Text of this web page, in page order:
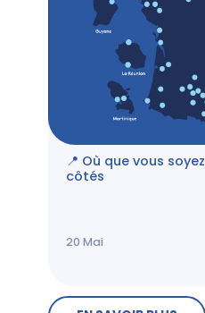
📍 Où que vous
côtés
20 Mai